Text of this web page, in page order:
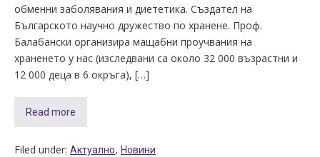
обменни заболявания и диететика. Създател на
Българското научно дружество по хранене. Проф.
Балабански организира мащабни проучвания на
храненето у нас (изследвани са около 32 000 възрастни и
12 000 деца в 6 окръга), […]
Read more
Filed under: Актуално, Новини